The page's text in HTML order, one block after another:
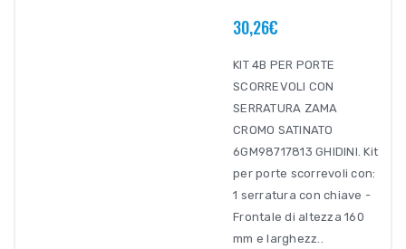
30,26€
KIT 4B PER PORTE
SCORREVOLI CON
SERRATURA ZAMA
CROMO SATINATO
6GM98717813 GHIDINI. Kit
per porte scorrevoli con:
1 serratura con chiave -
Frontale di altezza 160
mm e larghezz..